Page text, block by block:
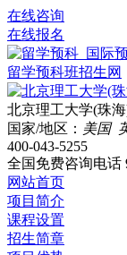
在线咨询
在线报名
北京理工大学(珠
国家/地区： 美国
400-043-5255
全国免费咨询电话
网站首页
项目简介
课程设置
招生简章